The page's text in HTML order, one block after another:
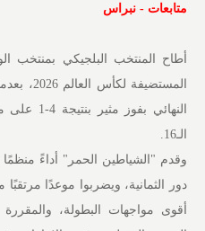
متابعات - نبراس
أطاح المنتخب البلجيكي بمنتخب
النهائي
الـ16.
وقدم "الشياطين الحمر" أداءً منظمًا
دور الثمانية، ويضربوا موعدًا
أقوى مواجهات البطولة،